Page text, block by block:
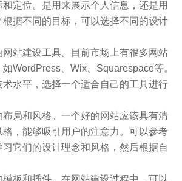
定位。是用来展示个人信息，还是用
据不同的目标，可以选择不同的设计
站建设工具。目前市场上有很多网站
WordPress、Wix、Squarespace等。
水平，选择一个适合自己的工具进行
局和风格。一个好的网站应该具有清
，能够吸引用户的注意力。可以参考
它们的设计理念和风格，然后根据自
板和插件。在网站建设过程中，可以